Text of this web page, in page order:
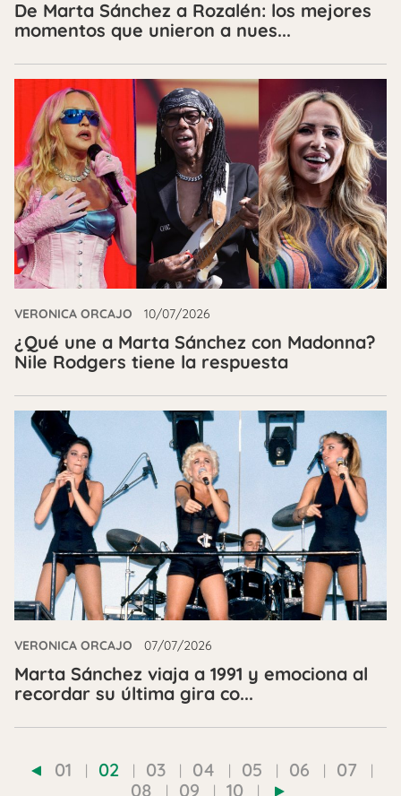
De Marta Sánchez a Rozalén: los mejores
momentos que unieron a nues...
VERONICA ORCAJO 10/07/2026
¿Qué une a Marta Sánchez con Madonna?
Nile Rodgers tiene la respuesta
VERONICA ORCAJO 07/07/2026
Marta Sánchez viaja a 1991 y emociona al
recordar su última gira co...
01 02 03 04 05 06
07
08
09 10